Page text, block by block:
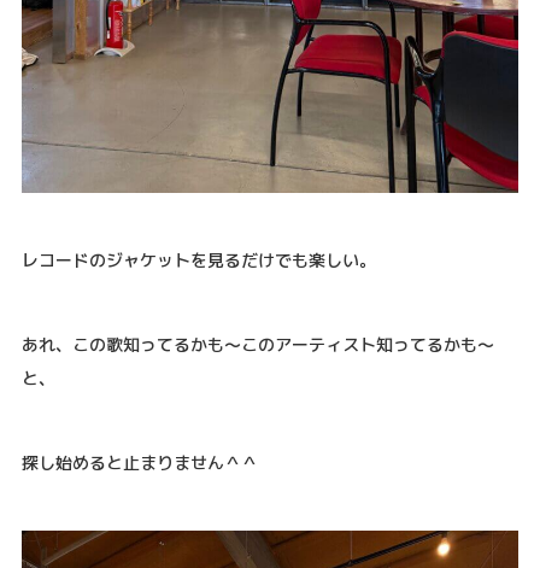
レコードのジャケットを見るだけでも楽しい。
あれ、この歌知ってるかも～このアーティスト知ってるかも～
と、
探し始めると止まりません＾＾